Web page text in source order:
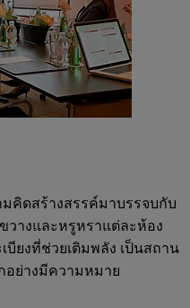
คิดสร้างสรรค์มาบรรจบกับ
วางและหรูหราแต่ละห้อง
บียงที่ช่วยเติมพลัง เป็นสถาน
ย่างมีความหมาย